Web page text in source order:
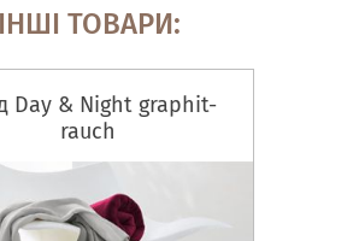
ІНШІ ТОВАРИ:
Day & Night graphit-
rauch